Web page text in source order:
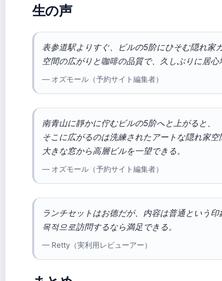
生の声
表参道駅よりすぐ、ビルの5阶にひそむ隠れ家
空間の広がりと咖啡の品質で、久しぶりに居
— オズモール（予約サイト編集者）
南青山に靜かに佇むビルの5阶へと上がると、
そこに広がるのは洗練されたアートな隠れ家空
大きな窓から高層ビルを一望できる。
— オズモール（予約サイト編集者）
ランチセットはお德だが、内容は普通という印
목적으로訪問するなら満足できる。
— Retty（実利用レビューアー）